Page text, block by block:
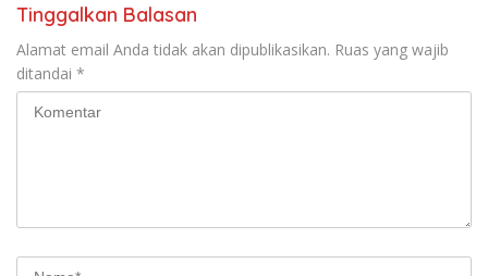
Tinggalkan Balasan
Alamat email Anda tidak akan dipublikasikan. Ruas yang wajib
ditandai *